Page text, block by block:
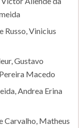
Russo, Vinicius
Gustavo
Macedo
Andrea Erina
Carvalho, Matheus